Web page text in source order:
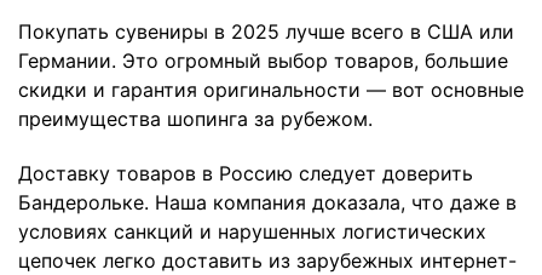
Покупать сувениры в 2025 лучше всего в США или
Германии. Это огромный выбор товаров, большие
скидки и гарантия оригинальности — вот основные
преимущества шопинга за рубежом.
Доставку товаров в Россию следует доверить
Бандерольке. Наша компания доказала, что даже в
условиях санкций и нарушенных логистических
цепочек легко доставить из зарубежных интернет-